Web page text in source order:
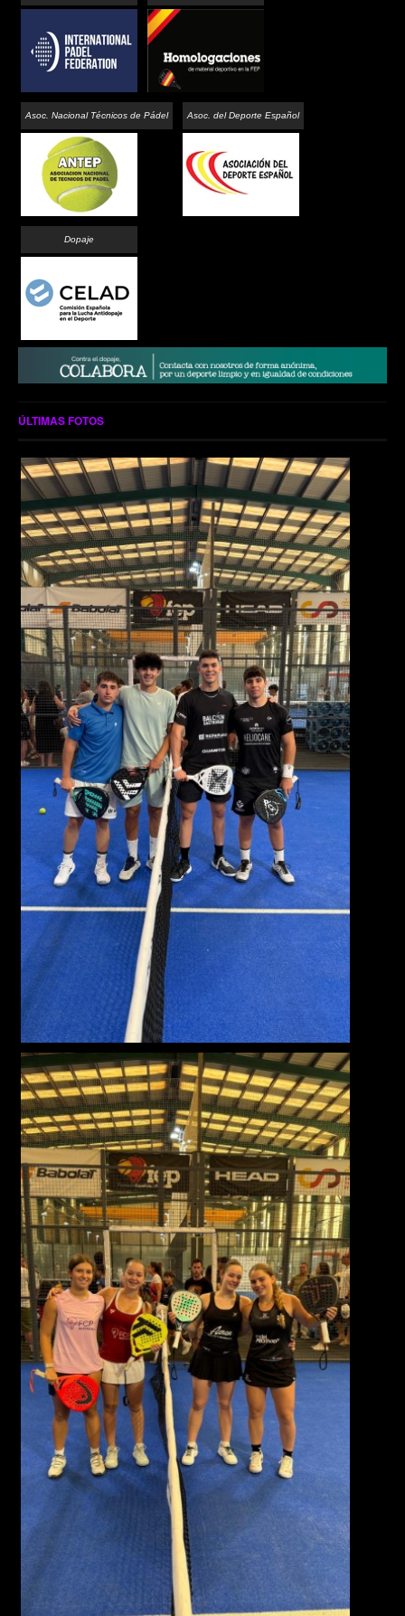
Asoc. Nacional Técnicos de Pádel Asoc. del Deporte Español
Dopaje
ÚLTIMAS FOTOS